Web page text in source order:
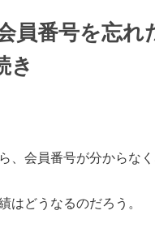
員番号を忘れ
き
、会員番号が分からなく
はどうなるのだろう。